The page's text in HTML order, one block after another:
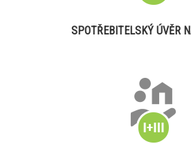
SPOTŘEBITELSKÝ ÚVĚR